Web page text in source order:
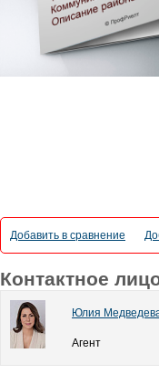
Добавить в сравнение
Контактное
Юлия
Агент